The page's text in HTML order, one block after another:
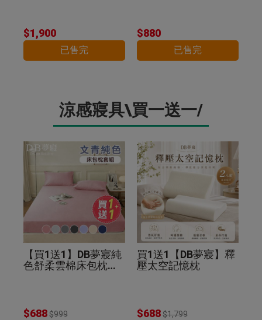
$1,900
已售完
$880
已售完
涼感寢具\買一送一/
【買1送1】DB夢寢純
色舒柔雲棉床包枕套
$688$999
買1送1【DB夢寢】釋
壓太空記憶枕
$688$1,799